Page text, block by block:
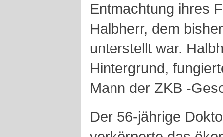
Entmachtung ihres
Halbherr, dem
unterstellt war.
Hintergrund,
Mann der ZKB -
Der 56-jährige